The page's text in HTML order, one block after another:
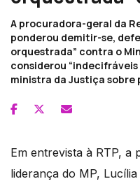
A procuradora-geral da
ponderou demitir-se,
orquestrada” contra o
considerou “indecifráveis
ministra da Justiça sobre
Em entrevista à RTP, a
liderança do MP,